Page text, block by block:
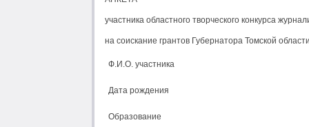
участника областного творческого конкурса
на соискание грантов Губернатора Томской области
Ф.И.О. участника
Дата рождения
Образование